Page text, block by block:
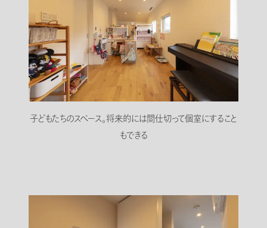
子どもたちのスペース。将来的には間仕切って個室にすること
もできる